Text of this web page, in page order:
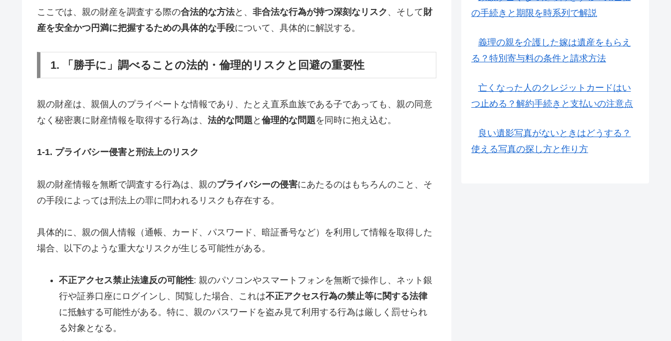
ここでは、親の財産を調査する際の合法的な方法と、 非合法な行為が持つ深刻なリスク 、そして財
産を安全かつ円満に把握するための具体的な手段について、具体的に解説する。
1. 「勝手に」調べることの法的・倫理的リスクと回避の重要性
親の財産は、親個人のプライベートな情報であり、たとえ直系血族である子であっても、親の同意
なく秘密裏に財産情報を取得する行為は、 法的な問題 と 倫理的な問題を同時に抱え込む。
1-1. プライバシー侵害と刑法上のリスク
親の財産情報を無断で調査する行為は、親のプライバシーの侵害にあたるのはもちろんのこと、そ
の手段によっては刑法上の罪に問われるリスクも存在する。
具体的に、親の個人情報（通帳、カード、パスワード、暗証番号など）を利用して情報を取得した
場合、以下のような重大なリスクが生じる可能性がある。
不正アクセス禁止法違反の可能性: 親のパソコンやスマートフォンを無断で操作し、ネット銀
行や証券口座にログインし、閲覧した場合、これは不正アクセス行為の禁止等に関する法律
に抵触する可能性がある。特に、親のパスワードを盗み見て利用する行為は厳しく罰せられ
る対象となる。
の手続きと期限を時系列で解説
義理の親を介護した嫁は遺産をもらえ
る？特別寄与料の条件と請求方法
亡くなった人のクレジットカードはい
つ止める？解約手続きと支払いの注意点
良い遺影写真がないときはどうする？
使える写真の探し方と作り方